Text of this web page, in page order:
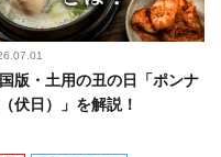
版・土用の丑の日「ポンナ
伏日）」を解説！